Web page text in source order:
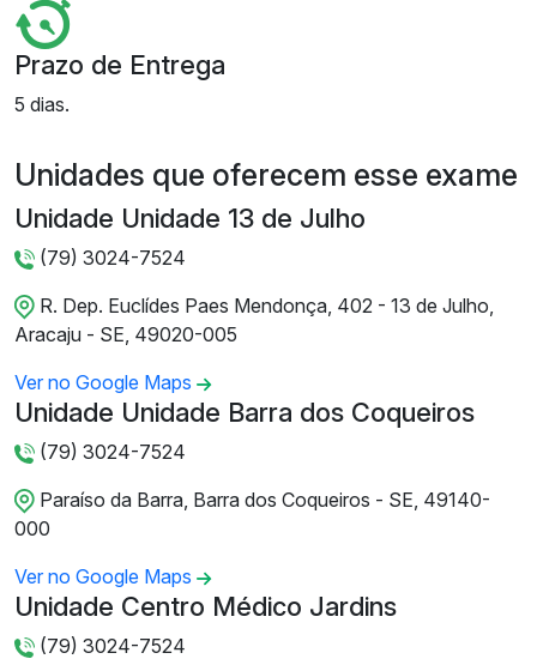
Prazo de Entrega
5 dias.
Unidades que oferecem esse exame
Unidade Unidade 13 de Julho
(79) 3024-7524
R. Dep. Euclídes Paes Mendonça, 402 - 13 de Julho,
Aracaju - SE, 49020-005
Ver no Google Maps
Unidade Unidade Barra dos Coqueiros
(79) 3024-7524
Paraíso da Barra, Barra dos Coqueiros - SE, 49140-
000
Ver no Google Maps
Unidade Centro Médico Jardins
(79) 3024-7524